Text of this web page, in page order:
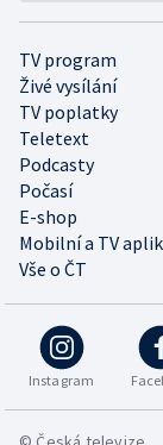
TV program
Živé vysílání
TV poplatky
Teletext
Podcasty
Počasí
E-shop
Mobilní a TV
Vše o ČT
Instagram